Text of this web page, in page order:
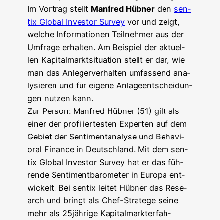
Im Vor­trag stellt Man­fred Hüb­ner den sen­
tix Glo­bal Inves­tor Sur­vey vor und zeigt,
wel­che Infor­ma­tio­nen Teil­neh­mer aus der
Umfra­ge erhal­ten. Am Bei­spiel der aktu­el­
len Kapi­tal­markt­si­tua­ti­on stellt er dar, wie
man das Anle­ger­ver­hal­ten umfas­send ana­
ly­sie­ren und für eige­ne Anla­ge­ent­schei­dun­
gen nut­zen kann.
Zur Per­son: Man­fred Hüb­ner (51) gilt als
einer der pro­fi­lier­tes­ten Exper­ten auf dem
Gebiet der Sen­ti­ment­ana­ly­se und Beha­vi­
oral Finan­ce in Deutsch­land. Mit dem sen­
tix Glo­bal Inves­tor Sur­vey hat er das füh­
ren­de Sen­ti­ment­ba­ro­me­ter in Euro­pa ent­
wi­ckelt. Bei sen­tix lei­tet Hüb­ner das Rese­
arch und bringt als Chef-Stra­te­ge sei­ne
mehr als 25jährige Kapi­tal­markt­er­fah­